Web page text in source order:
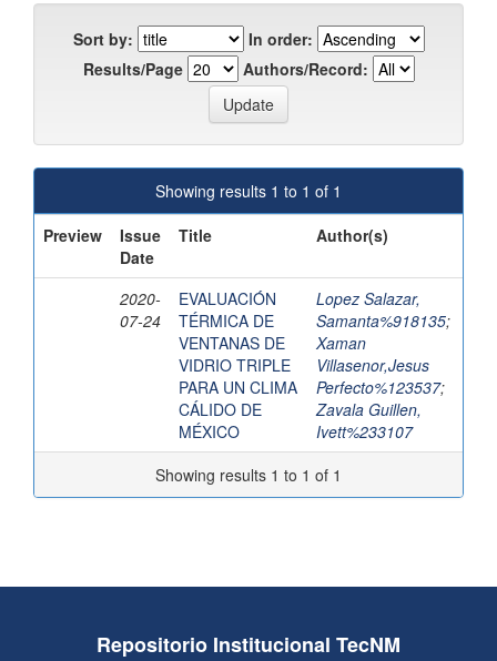
Sort by:
In order:
Results/Page
Authors/Record:
Showing results 1 to 1 of 1
Preview
Issue
Date
Title Author(s)
2020-
07-24
EVALUACIÓN
TÉRMICA DE
VENTANAS DE
VIDRIO TRIPLE
PARA UN CLIMA
CÁLIDO DE
MÉXICO
Lopez Salazar,
Samanta%918135;
Xaman
Villasenor,Jesus
Perfecto%123537;
Zavala Guillen,
Ivett%233107
Showing results 1 to 1 of 1
Repositorio Institucional TecNM